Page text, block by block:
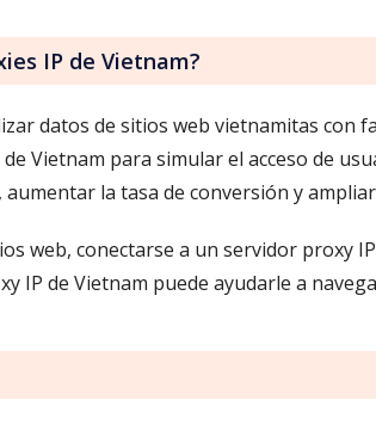
IP de Vietnam?
datos de sitios web vietnamitas con
Vietnam para simular el acceso de
la tasa de conversión y
web, conectarse a un servidor proxy
IP de Vietnam puede ayudarle a